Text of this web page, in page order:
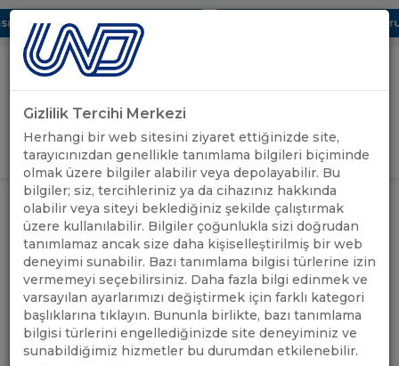
Dijital UBAK Bölümü Hakkında UND, Yunanistan Vize
Uluslararası Nakliyeciler Derneği
GİRİŞ YAP
ANASAYFA / SEKTÖREL BİLGİLER / EXİMBANK KREDİLERİ
Gizlilik Tercihi Merkezi
Herhangi bir web sitesini ziyaret ettiğinizde site,
tarayıcınızdan genellikle tanımlama bilgileri biçiminde
olmak üzere bilgiler alabilir veya depolayabilir. Bu
bilgiler; siz, tercihleriniz ya da cihazınız hakkında
olabilir veya siteyi beklediğiniz şekilde çalıştırmak
üzere kullanılabilir. Bilgiler çoğunlukla sizi doğrudan
tanımlamaz ancak size daha kişiselleştirilmiş bir web
deneyimi sunabilir. Bazı tanımlama bilgisi türlerine izin
vermemeyi seçebilirsiniz. Daha fazla bilgi edinmek ve
varsayılan ayarlarımızı değiştirmek için farklı kategori
başlıklarına tıklayın. Bununla birlikte, bazı tanımlama
bilgisi türlerini engellediğinizde site deneyiminiz ve
sunabildiğimiz hizmetler bu durumdan etkilenebilir.